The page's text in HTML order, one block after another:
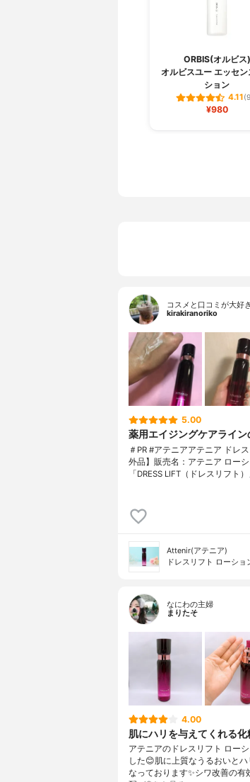
ORBIS(オルビス)
オルビスユー エッセン
ション
4.11
¥980
コスメと口コミが大好
kirakiranoriko
5.00
薬用エイジングケアライ
＃PR #アテニアアテニア ドレ
外品】販売名：アテニア ロー
「DRESS LIFT（ドレスリフト
Attenir(アテニア)
ドレスリフト ローショ
なにわの主婦
まりたそ
4.00
肌にハリを与えてくれる化
アテニアのドレスリフト ロー
した😊肌に上質なうるおいと
なっております✨シワ改善の有